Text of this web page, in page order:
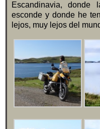
Escandinavia,
esconde y donde he
lejos, muy lejos del